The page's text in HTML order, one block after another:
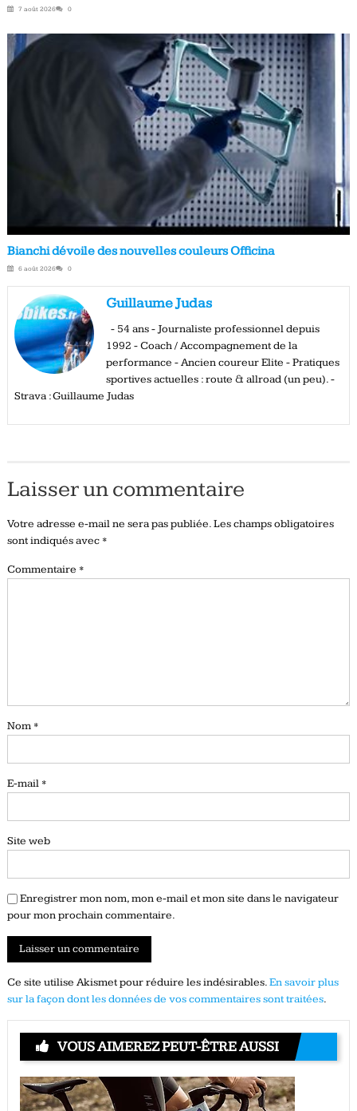
7 août 2026 0
Bianchi dévoile des nouvelles couleurs Officina
6 août 2026 0
Guillaume Judas
- 54 ans - Journaliste professionnel depuis
1992 - Coach / Accompagnement de la
performance - Ancien coureur Elite - Pratiques
sportives actuelles : route & allroad (un peu). -
Strava : Guillaume Judas
Laisser un commentaire
Votre adresse e-mail ne sera pas publiée.Les champs obligatoires
sont indiqués avec *
Commentaire *
Nom *
E-mail *
Site web
Enregistrer mon nom, mon e-mail et mon site dans le navigateur
pour mon prochain commentaire.
Ce site utilise Akismet pour réduire les indésirables.En savoir plus
sur la façon dont les données de vos commentaires sont traitées.
VOUS AIMEREZ PEUT-ÊTRE AUSSI